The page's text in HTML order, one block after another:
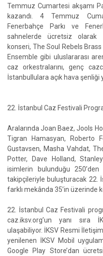
Temmuz Cumartesi akşamı
kazandı. 4 Temmuz
Fenerbahçe Parkı ve
sahnelerde ücretsiz olarak
konseri, The Soul Rebels
Ensemble gibi uluslararası
caz orkestralarını, genç
İstanbullulara açık hava şenliği
22. İstanbul Caz Festivali
Aralarında Joan Baez, Jools
Tigran Hamasyan, Roberto
Gustavsen, Masha Vahdat,
Potter, Dave Holland,
isimlerin bulunduğu
takipçileriyle buluşturacak 22.
farklı mekânda 35’in üzerinde
22. İstanbul Caz Festivali
caz.iksv.org’un yanı sıra
ulaşabiliyor. İKSV Resmi
yenilenen İKSV Mobil
Google Play Store’dan